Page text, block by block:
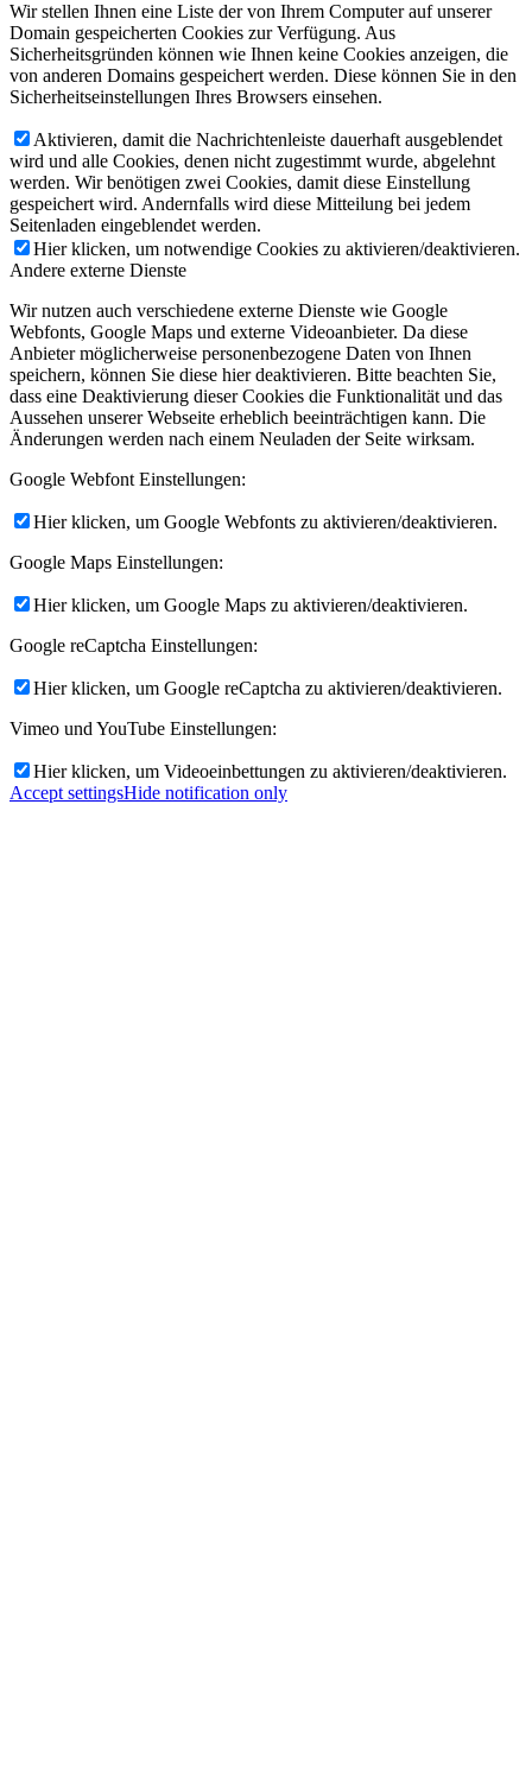
Wir stellen Ihnen eine Liste der von Ihrem Computer auf unserer
Domain gespeicherten Cookies zur Verfügung. Aus
Sicherheitsgründen können wie Ihnen keine Cookies anzeigen, die
von anderen Domains gespeichert werden. Diese können Sie in den
Sicherheitseinstellungen Ihres Browsers einsehen.
Aktivieren, damit die Nachrichtenleiste dauerhaft ausgeblendet
wird und alle Cookies, denen nicht zugestimmt wurde, abgelehnt
werden. Wir benötigen zwei Cookies, damit diese Einstellung
gespeichert wird. Andernfalls wird diese Mitteilung bei jedem
Seitenladen eingeblendet werden.
Hier klicken, um notwendige Cookies zu aktivieren/deaktivieren.
Andere externe Dienste
Wir nutzen auch verschiedene externe Dienste wie Google
Webfonts, Google Maps und externe Videoanbieter. Da diese
Anbieter möglicherweise personenbezogene Daten von Ihnen
speichern, können Sie diese hier deaktivieren. Bitte beachten Sie,
dass eine Deaktivierung dieser Cookies die Funktionalität und das
Aussehen unserer Webseite erheblich beeinträchtigen kann. Die
Änderungen werden nach einem Neuladen der Seite wirksam.
Google Webfont Einstellungen:
Hier klicken, um Google Webfonts zu aktivieren/deaktivieren.
Google Maps Einstellungen:
Hier klicken, um Google Maps zu aktivieren/deaktivieren.
Google reCaptcha Einstellungen:
Hier klicken, um Google reCaptcha zu aktivieren/deaktivieren.
Vimeo und YouTube Einstellungen:
Hier klicken, um Videoeinbettungen zu aktivieren/deaktivieren.
Accept settingsHide notification only